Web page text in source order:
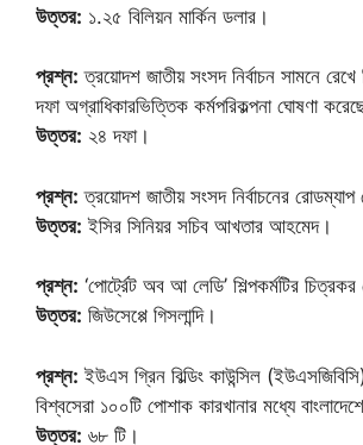
উত্তর: ১.২৫ বিলিয়ন মার্কিন ডলার।
প্রশ্ন: ত্রয়োদশ জাতীয় সংসদ নির্বাচন সামনে
দফা অগ্রাধিকারভিত্তিক কর্মপরিকল্পনা ঘোষণা
উত্তর: ২৪ দফা।
প্রশ্ন: ত্রয়োদশ জাতীয় সংসদ নির্বাচনের
উত্তর: ইসির সিনিয়র সচিব আখতার আহমেদ।
প্রশ্ন: ‘পোর্ট্রেট অব আ লেডি’ শিল্পকর্মটির
উত্তর: জিউসেপ্পে গিসলান্দি।
প্রশ্ন: ইউএস গ্রিন বিল্ডিং কাউন্সিল
বিশ্বসেরা ১০০টি পোশাক কারখানার মধ্যে
উত্তর: ৬৮ টি।